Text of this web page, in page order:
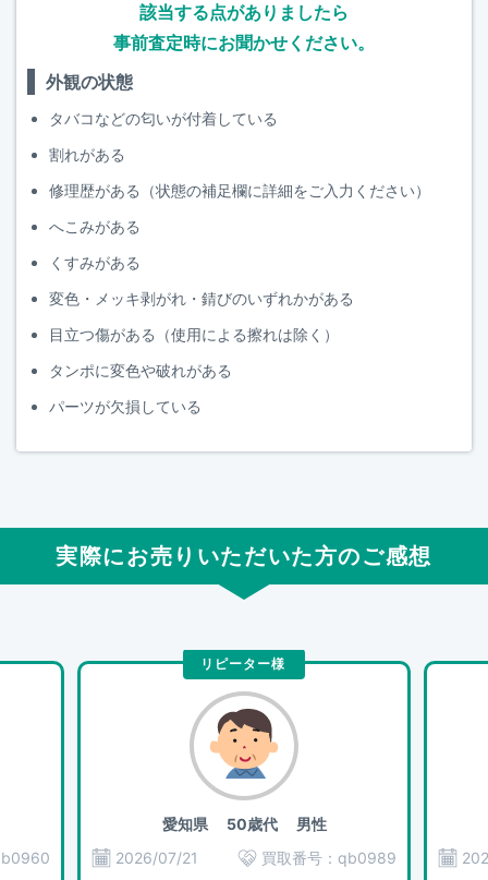
該当する点がありましたら
事前査定時にお聞かせください。
外観の状態
タバコなどの匂いが付着している
割れがある
修理歴がある（状態の補足欄に詳細をご入力ください）
へこみがある
くすみがある
変色・メッキ剥がれ・錆びのいずれかがある
目立つ傷がある（使用による擦れは除く）
タンポに変色や破れがある
パーツが欠損している
実際にお売りいただいた方のご感想
リピーター様
愛知県50歳代 男性
2026/07/21
買取番号： qb0989